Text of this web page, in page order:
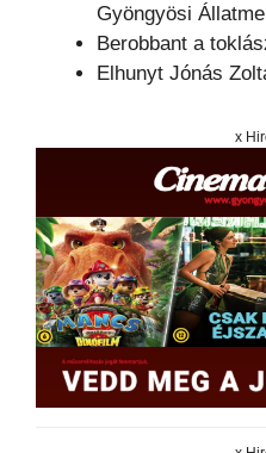
Gyöngyösi
Berobbant a
Elhunyt Jónás
x